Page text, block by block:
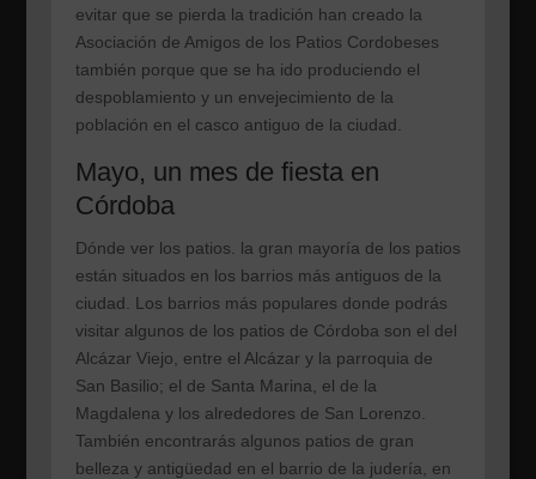
evitar que se pierda la tradición han creado la
Asociación de Amigos de los Patios Cordobeses
también porque que se ha ido produciendo el
despoblamiento y un envejecimiento de la
población en el casco antiguo de la ciudad.
Mayo, un mes de fiesta en
Córdoba
Dónde ver los patios. la gran mayoría de los patios
están situados en los barrios más antiguos de la
ciudad. Los barrios más populares donde podrás
visitar algunos de los patios de Córdoba son el del
Alcázar Viejo, entre el Alcázar y la parroquia de
San Basilio; el de Santa Marina, el de la
Magdalena y los alrededores de San Lorenzo.
También encontrarás algunos patios de gran
belleza y antigüedad en el barrio de la judería, en